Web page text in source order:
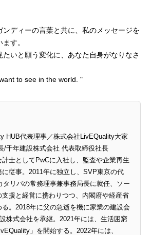
ディーの言葉と共に、私のメッセージを
す。
たいと願う変化に、あなた自身がなりなさ
to see in the world. "
HUB代表理事／株式会社LivEQuality大家
/千年建設株式会社 代表取締役社長
士としてPwCに入社し、監査や企業再生
従事。2011年に独立し、SVP東京の代
タリバの常務理事兼事務局長に就任、ソー
援と経営に携わりつつ、内閣府や経産省
。2018年に父の急逝を機に家業の建設会
株式会社を承継。2021年には、生活困窮
」を開始する。2022年には、